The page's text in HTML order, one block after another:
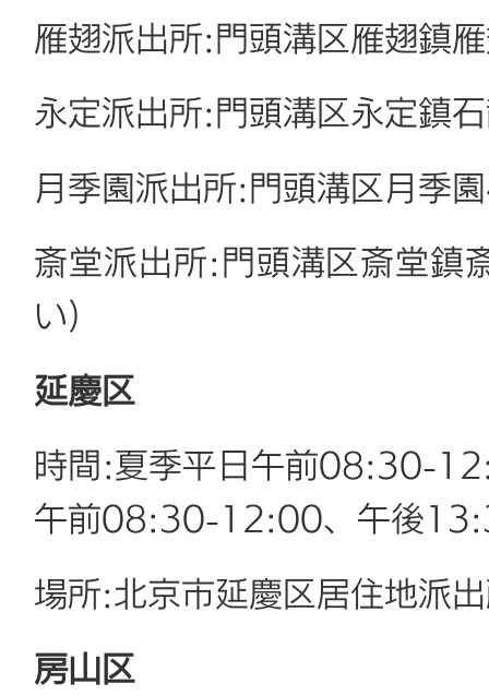
雁翅派出所:門頭溝区雁翅鎮
永定派出所:門頭溝区永定鎮
月季園派出所:門頭溝区月季
斎堂派出所:門頭溝区斎堂鎮
い)
延慶区
時間:夏季平日午前08:30-
午前08:30-12:00、午後
場所:北京市延慶区居住地派
房山区